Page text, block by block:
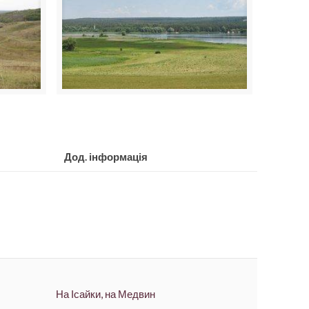
Дод. інформація
На Ісайки, на Медвин